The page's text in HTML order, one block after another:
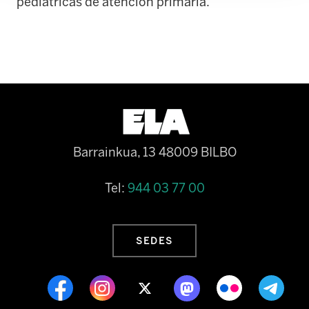
Barrainkua, 13 48009 BILBO
Tel: 944 03 77 00
SEDES